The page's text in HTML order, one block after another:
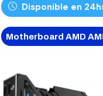
Disponible en
Motherboard AMD